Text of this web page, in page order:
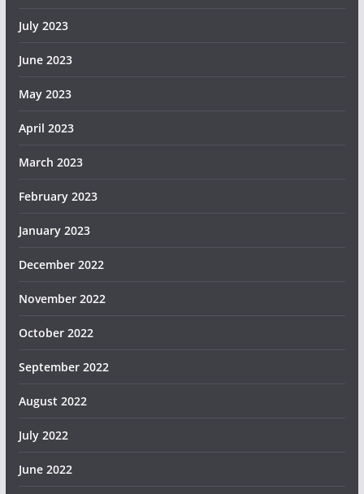
July 2023
June 2023
May 2023
April 2023
March 2023
February 2023
January 2023
December 2022
November 2022
October 2022
September 2022
August 2022
July 2022
June 2022